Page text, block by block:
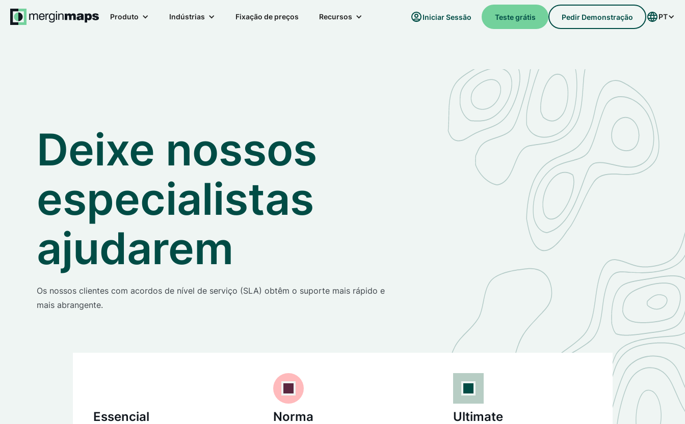
Produto Indústrias Fixação de preços Recursos Iniciar Sessão Teste grátis Pedir Demonstração PT
Deixe nossos
especialistas
ajudarem
Os nossos clientes com acordos de nível de serviço (SLA) obtêm o suporte mais rápido e
mais abrangente.
Essencial Norma Ultimate